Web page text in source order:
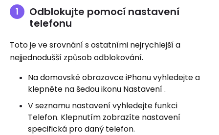
Odblokujte pomocí nastavení
telefonu
Toto je ve srovnání s ostatními nejrychlejší a
nejjednodušší způsob odblokování.
Na domovské obrazovce iPhonu vyhledejte a
klepněte na šedou ikonu Nastavení .
V seznamu nastavení vyhledejte funkci
Telefon. Klepnutím zobrazíte nastavení
specifická pro daný telefon.